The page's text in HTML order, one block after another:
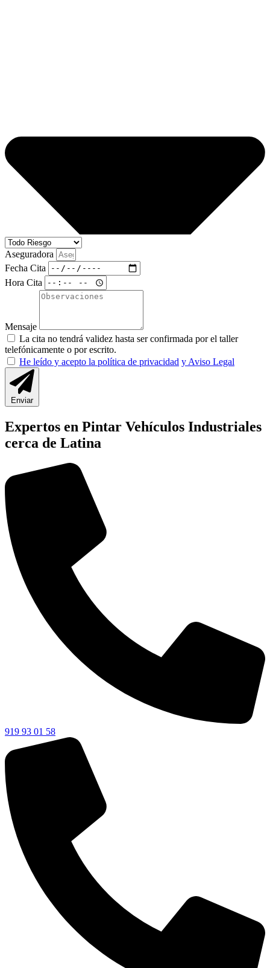
Aseguradora
Fecha Cita
Hora Cita
Mensaje
La cita no tendrá validez hasta ser confirmada por el taller
telefónicamente o por escrito.
He leído y acepto la política de privacidad y Aviso Legal
Enviar
Expertos en Pintar Vehículos Industriales
cerca de Latina
919 93 01 58